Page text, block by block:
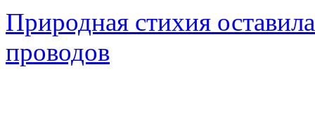
Природная стихия
проводов